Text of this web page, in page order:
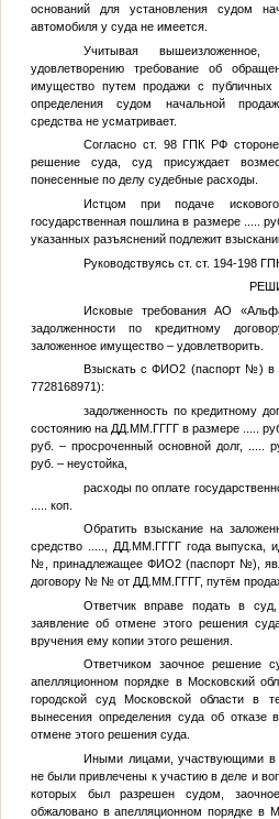
оснований для установления судом
автомобиля у суда не имеется.
Учитывая
удовлетворению требование об
имущество путем продажи с публичных
определения судом начальной
средства не усматривает.
Согласно ст. 98 ГПК РФ
решение суда, суд присуждает
понесенные по делу судебные расходы.
Истцом при подаче
государственная пошлина в размере
указанных разъяснений подлежит
Руководствуясь ст. ст. 194-198
Исковые требования АО
задолженности по кредитному
заложенное имущество – удовлетворить.
Взыскать сФИО2 (паспорт №) в
7728168971):
задолженность по кредитному
состоянию на ДД.ММ.ГГГГ в размере
руб. – просроченный основной долг,
руб. – неустойка,
расходы по оплате
коп.
Обратить взыскание на
средство
ДД.ММ.ГГГГгода выпуска,
№ , принадлежащее ФИО2(паспорт №),
договору № №от ДД.ММ.ГГГГ, путём
Ответчик вправе подать в
заявление об отмене этого решения
вручения ему копии этого решения.
Ответчиком заочное решение
апелляционном порядке в Московский
городской суд Московской области в
вынесения определения суда об отказе
отмене этого решения суда.
Иными лицами, участвующими в
не были привлечены к участию в деле и
которых был разрешен судом,
обжаловано в апелляционном порядке в